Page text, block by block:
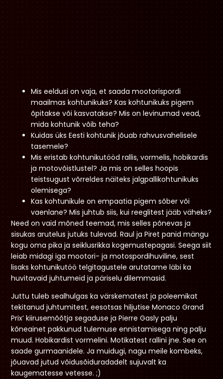
Mis eeldusi on vaja, et saada mootorispordi
maailmas kohtunikuks? Kas kohtunikuks pigem
õpitakse või kasvatakse? Mis on levinumad vead,
mida kohtunik võib teha?
Kuidas üks Eesti kohtunik jõuab rahvusvahelisele
tasemele?
Mis eristab kohtunikutööd rallis, vormelis, hobikardis
ja motovõistlustel? Ja mis on selles hoopis
teistsugust võrreldes näiteks jalgpallikohtunikuks
olemisega?
Kas kohtunikule on empaatia pigem sõber või
vaenlane? Mis juhtub siis, kui reeglitest jääb väheks?
Need on vaid mõned teemad, mis selles põnevas ja
sisukas arutelus jutuks tulevad. Raul ja Piret panid mängu
kogu oma pika ja seiklusrikka kogemustepagasi. Seega siit
leiab midagi iga mootori- ja motospordihuviline, sest
lisaks kohtunikutöö telgitagustele arutatame läbi ka
huvitavaid juhtumeid ja päriselu dilemmasid.
Juttu tuleb sealhulgas ka värskematest ja poleemikat
tekitanud juhtumitest, eesotsas hiljutise Monaco Grand
Prix’ kiirusemõõtja segaduse ja Pierre Gasly palju
kõneainet pakkunud tulemuse ennistamisega ning palju
muud. Hobikardist vormelini. Motikatest rallini jne. See on
saade gurmaanidele. Ja muidugi, nagu meile kombeks,
jõuavad jutud võidusõiduradadelt sujuvalt ka
kaugematesse vetesse. ;)